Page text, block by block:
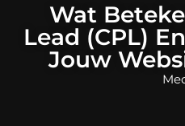
Wat
Lead (CPL)
Jouw